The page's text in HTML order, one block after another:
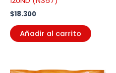
$18.300
Añadir al carrito